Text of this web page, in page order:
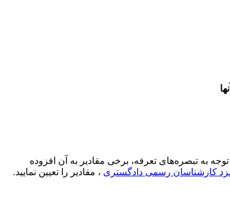
به تبصره‌های تعرفه، برخی مقادیر به آن افزوده
کارشناسان رسمی دادگستری ، مقادیر را تعیین نمایید.